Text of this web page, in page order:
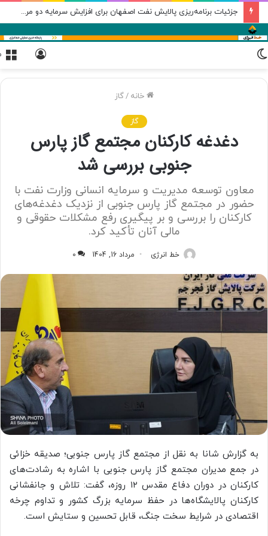
جزئیات برنامه‌ریزی پالایش نفت اصفهان برای افزایش سرمایه دو مرحله‌ای
خانه /گاز
گاز
دغدغه کارکنان مجتمع گاز پارس
جنوبی بررسی شد
معاون توسعه مدیریت و سرمایه انسانی وزارت نفت با
حضور در مجتمع گاز پارس جنوبی از نزدیک دغدغه‌های
کارکنان را بررسی و بر پیگیری رفع مشکلات حقوقی و
مالی آنان تأکید کرد.
خط انرژی مرداد 16, 1404 0
به گزارش شانا به نقل از مجتمع گاز پارس جنوبی؛ صدیقه خزائی
در جمع مدیران مجتمع گاز پارس جنوبی با اشاره به رشادت‌های
کارکنان در دوران دفاع مقدس ۱۲ روزه، گفت: تلاش و جانفشانی
کارکنان پالایشگاه‌ها در حفظ سرمایه بزرگ کشور و تداوم چرخه
اقتصادی در شرایط سخت جنگ، قابل تحسین و ستایش است.